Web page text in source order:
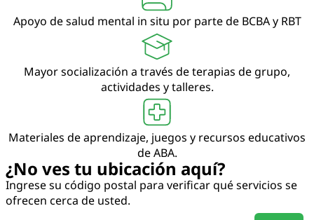
Apoyo de salud mental in situ por parte de BCBA y RBT
Mayor socialización a través de terapias de grupo,
actividades y talleres.
Materiales de aprendizaje, juegos y recursos educativos
de ABA.
¿No ves tu ubicación aquí?
Ingrese su código postal para verificar qué servicios se
ofrecen cerca de usted.